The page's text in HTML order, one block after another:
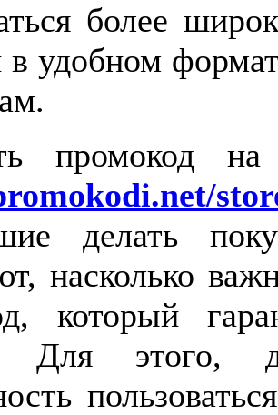
более
в удобном
промокод
делать
насколько
который
Для этого,